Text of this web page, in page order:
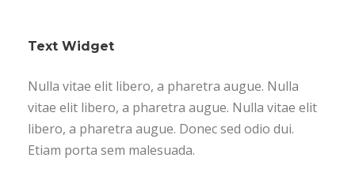
Text Widget
Nulla vitae elit libero, a pharetra augue. Nulla
vitae elit libero, a pharetra augue. Nulla vitae elit
libero, a pharetra augue. Donec sed odio dui.
Etiam porta sem malesuada.